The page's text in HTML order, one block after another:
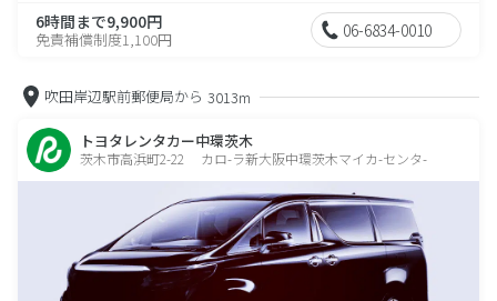
6時間まで9,900円
免責補償制度1,100円 06-6834-0010
吹田岸辺駅前郵便局から 3013m
トヨタレンタカー中環茨木
茨木市高浜町2-22 カロ-ラ新大阪中環茨木マイカ-センタ-